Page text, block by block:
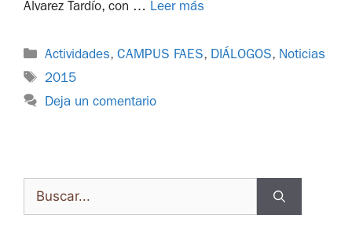
Álvarez Tardío, con … Leer más
Actividades,CAMPUS FAES, DIÁLOGOS, Noticias
2015
Deja un comentario